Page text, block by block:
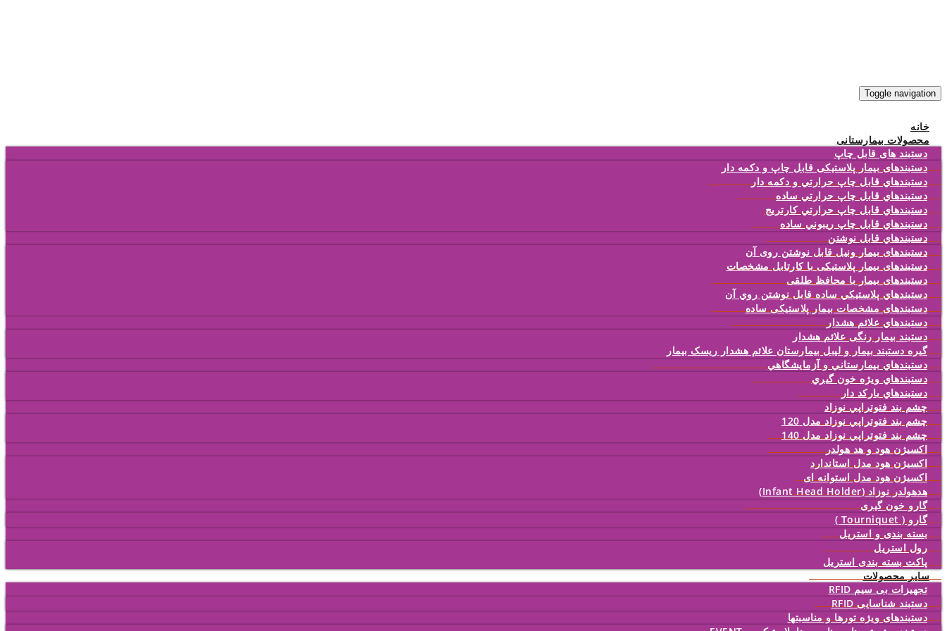
Toggle navigation
خانه
محصولات بیمارستانی
دستبند های قابل چاپ
دستبندهای بیمار پلاستیکی قابل چاپ و دکمه دار
دستبندهاي قابل چاپ حرارتي و دکمه دار
دستبندهاي قابل چاپ حرارتي ساده
دستبندهاي قابل چاپ حرارتي کارتريج
دستبندهاي قابل چاپ ريبوني ساده
دستبندهاي قابل نوشتن
دستبندهای بیمار ونیل قابل نوشتن روی آن
دستبندهای بیمار پلاستیکی با کارتابل مشخصات
دستبندهای بیمار با محافظ طلقی
دستبندهاي پلاستيکي ساده قابل نوشتن روي آن
دستبندهای مشخصات بیمار پلاستیکی ساده
دستبندهاي علائم هشدار
دستبند بیمار رنگی علائم هشدار
گیره دستبند بیمار و لیبل بیمارستان علائم هشدار ریسک بیمار
دستبندهاي بيمارستاني و آزمايشگاهي
دستبندهاي ويژه خون گيري
دستبندهاي بارکد دار
چشم بند فتوتراپي نوزاد
چشم بند فتوتراپي نوزاد مدل 120
چشم بند فتوتراپي نوزاد مدل 140
اکسیژن هود و هد هولدر
اکسیژن هود مدل استاندارد
اکسیژن هود مدل استوانه ای
هدهولدر نوزاد (Infant Head Holder)
گارو خون گیری
گارو ( Tourniquet )
بسته بندی و استریل
رول استریل
پاکت بسته بندی استریل
سایر محصولات
تجهیزات بی سیم RFID
دستبند شناسایی RFID
دستبندهای ویژه تورها و مناسبتها